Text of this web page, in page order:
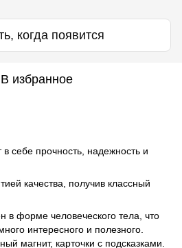
когда появится
В избранное
себе прочность, надежность и
качества, получив классный
в форме человеческого тела, что
интересного и полезного.
магнит, карточки с подсказками.